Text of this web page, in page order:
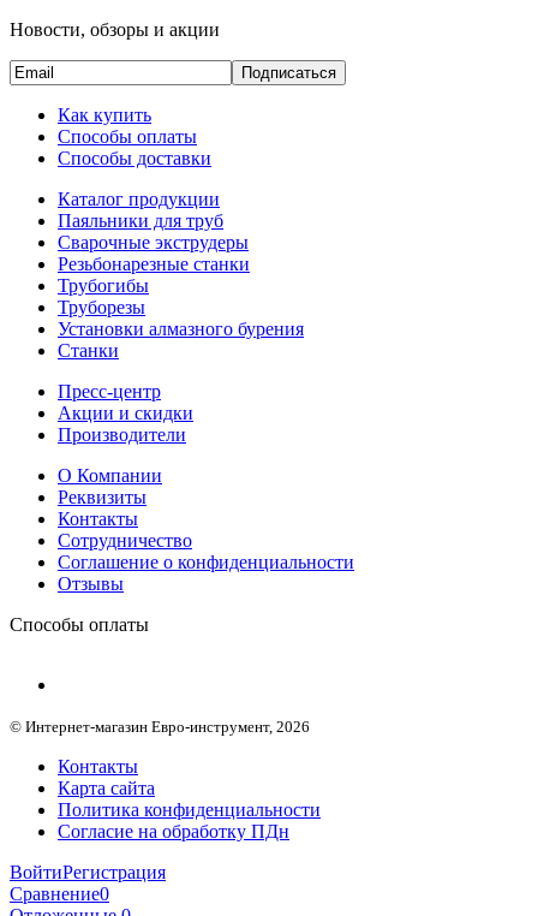
Новости, обзоры и акции
Подписаться
Как купить
Способы оплаты
Способы доставки
Каталог продукции
Паяльники для труб
Сварочные экструдеры
Резьбонарезные станки
Трубогибы
Труборезы
Установки алмазного бурения
Станки
Пресс-центр
Акции и скидки
Производители
О Компании
Реквизиты
Контакты
Сотрудничество
Соглашение о конфиденциальности
Отзывы
Способы оплаты
© Интернет-магазин Евро-инструмент, 2026
Контакты
Карта сайта
Политика конфиденциальности
Согласие на обработку ПДн
ВойтиРегистрация
Сравнение0